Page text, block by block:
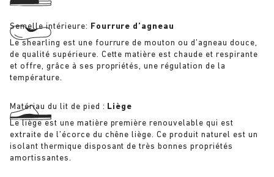
Semelle intérieure: Fourrure d’agneau
Le shearling est une fourrure de mouton ou d’agneau douce,
de qualité supérieure. Cette matière est chaude et respirante
et offre, grâce à ses propriétés, une régulation de la
température.
Matériau du lit de pied : Liège
Le liège est une matière première renouvelable qui est
extraite de l’écorce du chêne liège. Ce produit naturel est un
isolant thermique disposant de très bonnes propriétés
amortissantes.